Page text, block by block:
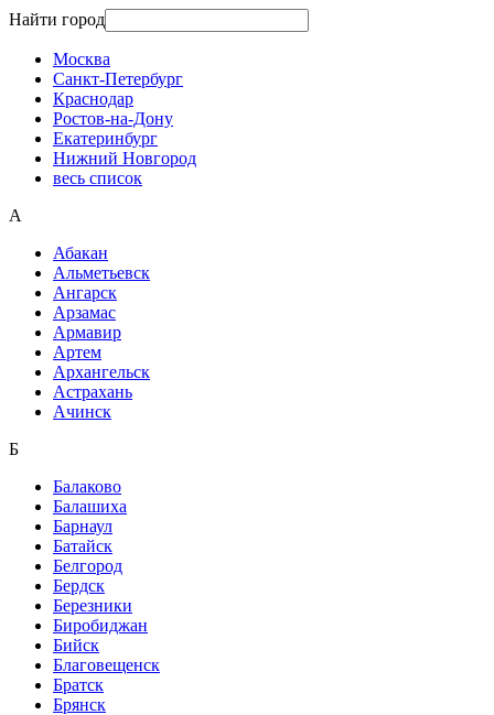
Найти город
Москва
Санкт-Петербург
Краснодар
Ростов-на-Дону
Екатеринбург
Нижний Новгород
весь список
А
Абакан
Альметьевск
Ангарск
Арзамас
Армавир
Артем
Архангельск
Астрахань
Ачинск
Б
Балаково
Балашиха
Барнаул
Батайск
Белгород
Бердск
Березники
Биробиджан
Бийск
Благовещенск
Братск
Брянск